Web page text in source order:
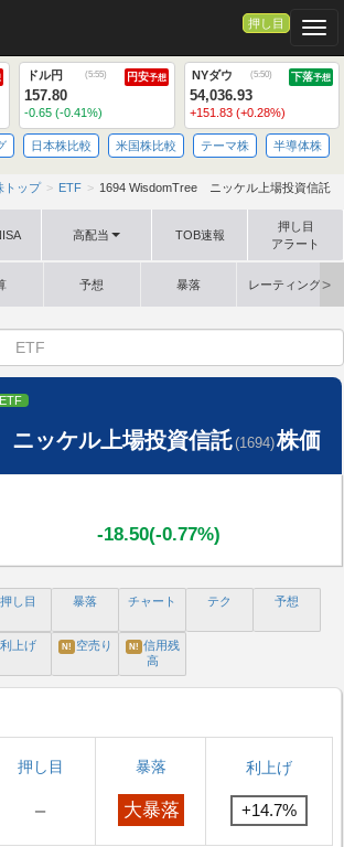
押し目
ドル円 (5:55) 円安予想
157.80
-0.65 (-0.41%)
NYダウ (5:50) 下落予想
54,036.93
+151.83 (+0.28%)
日本株比較 米国株比較 テーマ株 半導体株
トップ ETF 1694 WisdomTree ニッケル上場投資信託
高配当 TOB速報
押し目
アラート
予想 暴落 レーティング格
ッケル上場投資信託(1694)株価
-18.50(-0.77%)
押し目 暴落 チャート テク 予想
利上げ N! 空売り N! 信用残
高
押し目
－
暴落
大暴落
利上げ
+14.7%